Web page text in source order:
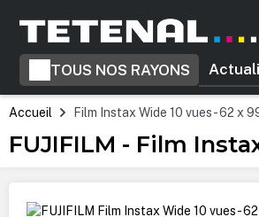
Passer à la navigation
TOUS NOS RAYONS
Accueil Film Instax Wide 10 vues - 62 x
FUJIFILM - Film
Ignorer la galerie d'images